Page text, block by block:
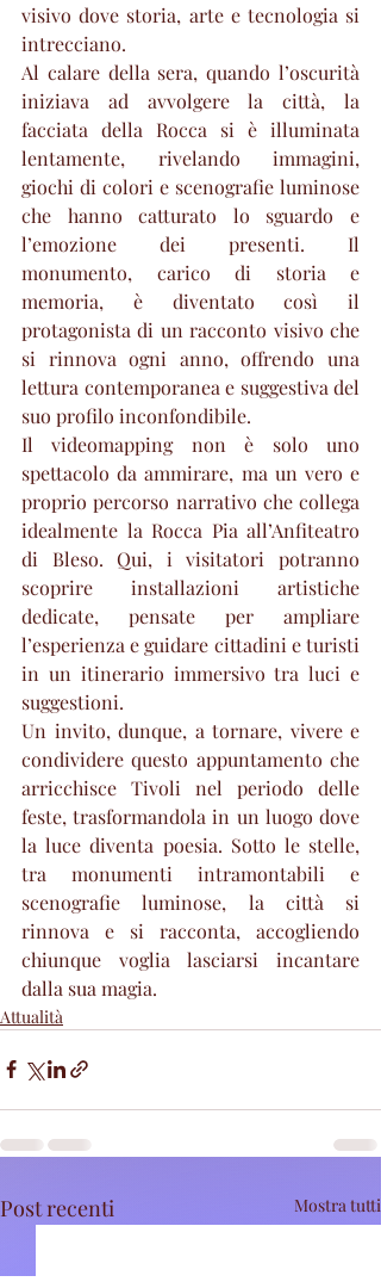
visivo dove storia, arte e tecnologia si
intrecciano.
Al calare della sera, quando l’oscurità
iniziava ad avvolgere la città, la
facciata della Rocca si è illuminata
lentamente, rivelando immagini,
giochi di colori e scenografie luminose
che hanno catturato lo sguardo e
l’emozione dei presenti. Il
monumento, carico di storia e
memoria, è diventato così il
protagonista di un racconto visivo che
si rinnova ogni anno, offrendo una
lettura contemporanea e suggestiva del
suo profilo inconfondibile.
Il videomapping non è solo uno
spettacolo da ammirare, ma un vero e
proprio percorso narrativo che collega
idealmente la Rocca Pia all’Anfiteatro
di Bleso. Qui, i visitatori potranno
scoprire installazioni artistiche
dedicate, pensate per ampliare
l’esperienza e guidare cittadini e turisti
in un itinerario immersivo tra luci e
suggestioni.
Un invito, dunque, a tornare, vivere e
condividere questo appuntamento che
arricchisce Tivoli nel periodo delle
feste, trasformandola in un luogo dove
la luce diventa poesia. Sotto le stelle,
tra monumenti intramontabili e
scenografie luminose, la città si
rinnova e si racconta, accogliendo
chiunque voglia lasciarsi incantare
dalla sua magia.
Attualità
Post recenti Mostra tutti